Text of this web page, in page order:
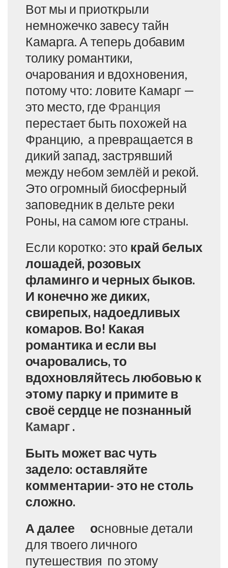
Вот мы и приоткрыли
немножечко завесу тайн
Камарга. А теперь добавим
толику романтики,
очарования и вдохновения,
потому что: ловите Камарг —
это место, где Франция
перестает быть похожей на
Францию, а превращается в
дикий запад, застрявший
между небом землёй и рекой.
Это огромный биосферный
заповедник в дельте реки
Роны, на самом юге страны.
Если коротко: это край белых
лошадей, розовых
фламинго и черных быков.
И конечно же диких,
свирепых, надоедливых
комаров. Во! Какая
романтика и если вы
очаровались, то
вдохновляйтесь любовью к
этому парку и примите в
своё сердце не познанный
Камарг .
Быть может вас чуть
задело: оставляйте
комментарии- это не столь
сложно.
А далее основные детали
для твоего личного
путешествия по этому